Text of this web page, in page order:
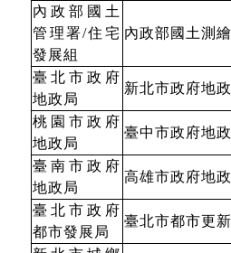
內政部國土
管理署/住宅
發展組
內政部國土測
臺北市政府
地政局
新北市政府地
桃園市政府
地政局
臺中市政府地
臺南市政府
地政局
高雄市政府地
臺北市政府
都市發展局
臺北市都市更